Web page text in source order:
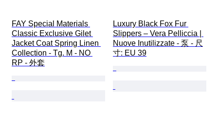
FAY Special Materials
Classic Exclusive Gilet
Jacket Coat Spring Linen
Collection - Tg. M - NO
RP - 外套
Luxury Black Fox Fur
Slippers – Vera Pelliccia |
Nuove Inutilizzate - 泵 - 尺
寸: EU 39